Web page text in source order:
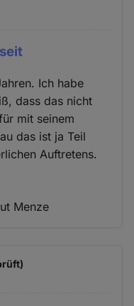
Ich habe
dass das nicht
mit seinem
das ist ja Teil
Auftretens.
Menze